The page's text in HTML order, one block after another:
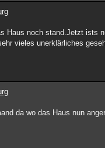
Haus noch stand.Jetzt ists
vieles unerklärliches
da wo das Haus nun